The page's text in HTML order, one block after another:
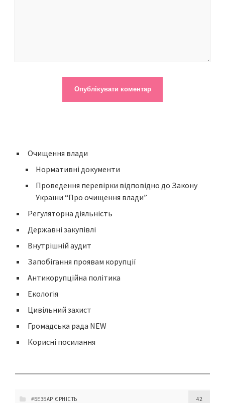
Очищення влади
Нормативні документи
Проведення перевірки відповідно до Закону
України “Про очищення влади”
Регуляторна діяльність
Державні закупівлі
Внутрішній аудит
Запобігання проявам корупції
Антикорупційна політика
Екологія
Цивільний захист
Громадська рада NEW
Корисні посилання
#БЕЗБАР'ЄРНІСТЬ 42